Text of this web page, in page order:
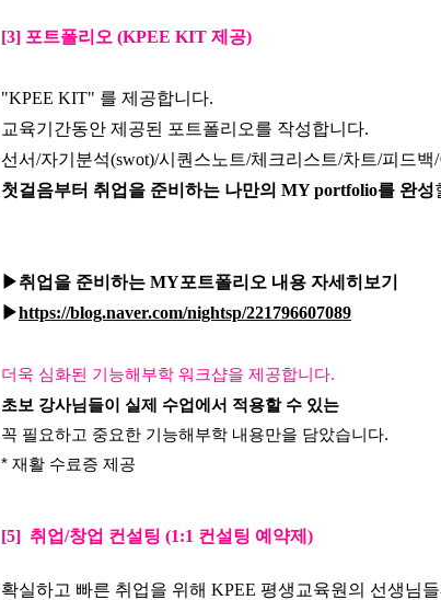
[3] 포트폴리오 (KPEE KIT 제공)
"KPEE KIT" 를 제공합니다.
교육기간동안 제공된 포트폴리오를 작성합니다.
선서/자기분석(swot)/시퀀스노트/체크리스트/차트/피드백
첫걸음부터 취업을 준비하는 나만의 MY portfolio를 완성
▶취업을 준비하는 MY포트폴리오 내용 자세히보기
▶https://blog.naver.com/nightsp/221796607089
더욱 심화된 기능해부학 워크샵을 제공합니다.
초보 강사님들이 실제 수업에서 적용할 수 있는
꼭 필요하고 중요한 기능해부학 내용만을 담았습니다.
* 재활 수료증 제공
[5] 취업/창업 컨설팅 (1:1 컨설팅 예약제)
확실하고 빠른 취업을 위해 KPEE 평생교육원의 선생님